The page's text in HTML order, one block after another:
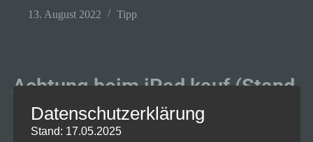
13. August 2022 Tipp
Achtung beim iPad kauf (Stand
13.08.22)
Datenschutzerklärung
Stand: 17.05.2025